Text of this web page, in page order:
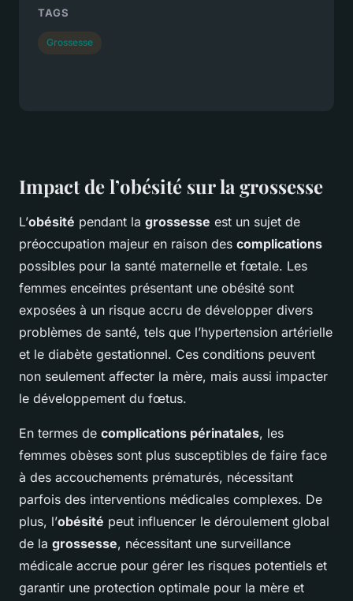
Impact de l’obésité sur la grossesse
L’obésité pendant la grossesse est un sujet de
préoccupation majeur en raison des complications
possibles pour la santé maternelle et fœtale. Les
femmes enceintes présentant une obésité sont
exposées à un risque accru de développer divers
problèmes de santé, tels que l’hypertension artérielle
et le diabète gestationnel. Ces conditions peuvent
non seulement affecter la mère, mais aussi impacter
le développement du fœtus.
En termes de complications périnatales, les
femmes obèses sont plus susceptibles de faire face
à des accouchements prématurés, nécessitant
parfois des interventions médicales complexes. De
plus, l’obésité peut influencer le déroulement global
de la grossesse, nécessitant une surveillance
médicale accrue pour gérer les risques potentiels et
garantir une protection optimale pour la mère et
TAGS
Grossesse